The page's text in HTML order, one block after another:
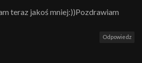
teraz jakoś mniej:))Pozdrawiam
Odpowiedz